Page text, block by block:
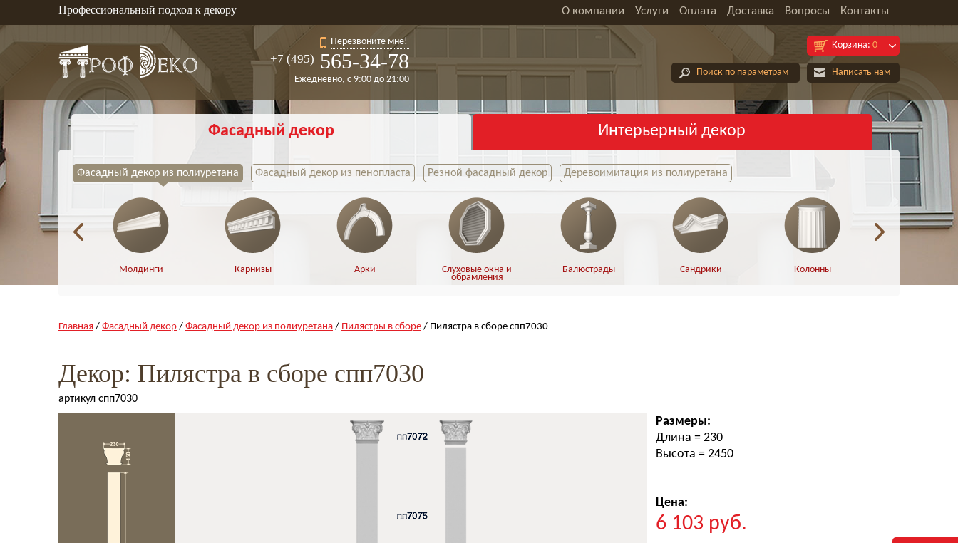
Профессиональный подход к декору О компании Услуги Оплата Доставка Вопросы Контакты
Перезвоните мне!
+7 (495) 565-34-78
Ежедневно, с 9:00 до 21:00
Корзина: 0
Написать нам
Поиск по параметрам
Фасадный декор Интерьерный декор
Фасадный декор из полиуретана Фасадный декор из пенопласта Резной фасадный декор Деревоимитация из полиуретана
Молдинги Карнизы Арки Слуховые окна и
обрамления
Балюстрады Сандрики Колонны
Главная / Фасадный декор / Фасадный декор из полиуретана / Пилястры в сборе / Пилястра в сборе спп7030
Декор: Пилястра в сборе спп7030
артикул спп7030
Размеры:
Длина = 230
Высота = 2450
Цена:
6 103 руб.